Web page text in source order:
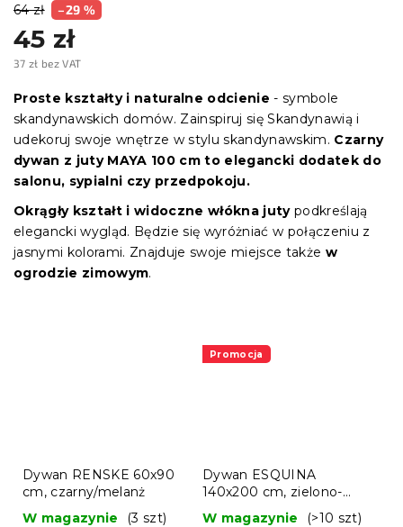
64 zł –29 %
45 zł
37 zł bez VAT
jednostkowa:
Proste kształty i naturalne odcienie - symbole
skandynawskich domów. Zainspiruj się Skandynawią i
udekoruj swoje wnętrze w stylu skandynawskim. Czarny
dywan z juty MAYA 100 cm to elegancki dodatek do
salonu, sypialni czy przedpokoju.
Okrągły kształt i widoczne włókna jutypodkreślają
elegancki wygląd. Będzie się wyróżniać w połączeniu z
jasnymi kolorami. Znajduje swoje miejsce także w
ogrodzie zimowym.
Dywan RENSKE 60x90
cm, czarny/melanż
W magazynie
(3 szt)
Promocja
Dywan ESQUINA
140x200 cm, zielono-
W magazynie (>10 szt)